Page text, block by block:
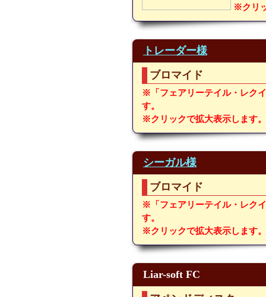
※クリ
トレーダー様
ブロマイド
※「フェアリーテイル・レク
す。
※クリックで拡大表示します。
シーガル様
ブロマイド
※「フェアリーテイル・レク
す。
※クリックで拡大表示します。
Liar-soft FC